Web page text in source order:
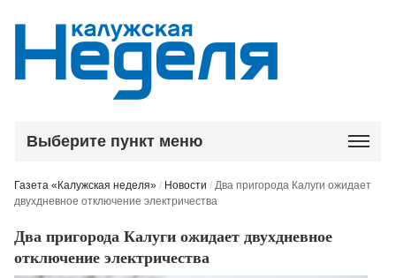
Выберите пункт меню
Газета «Калужская неделя» / Новости /Два пригорода Калуги ожидает
двухдневное отключение электричества
Два пригорода Калуги ожидает двухдневное
отключение электричества